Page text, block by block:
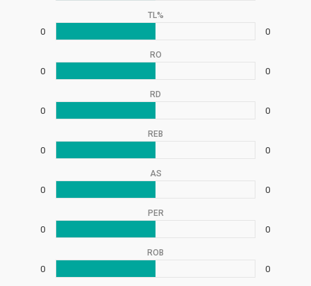
TL%
0 0
RO
0 0
RD
0 0
REB
0 0
AS
0 0
PER
0 0
ROB
0 0